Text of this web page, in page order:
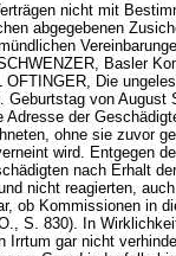
nicht mit
abgegebenen
Basler
OFTINGER, Die
von August
Adresse der
ohne sie zuvor
wird. Entgegen
nach Erhalt
nicht reagierten,
ob Kommissionen in
S. 830). In
Irrtum gar nicht